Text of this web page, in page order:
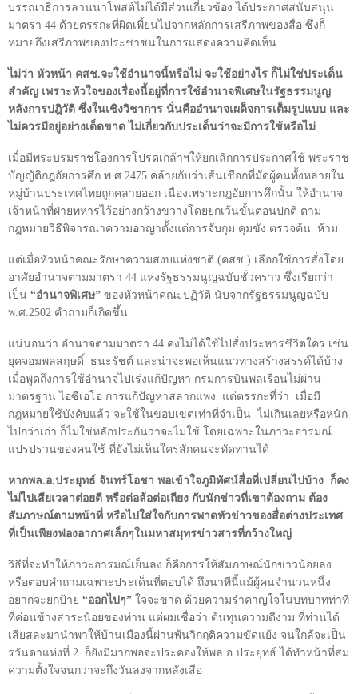
บรรณาธิการลานนาโพสต์ไม่ได้มีส่วนเกี่ยวข้อง ได้ประกาศสนับสนุน
มาตรา 44 ด้วยตรรกะที่ผิดเพี้ยนไปจากหลักการเสรีภาพของสื่อ ซึ่งก็
หมายถึงเสรีภาพของประชาชนในการแสดงความคิดเห็น
ไม่ว่า หัวหน้า คสช.จะใช้อำนาจนี้หรือไม่ จะใช้อย่างไร ก็ไม่ใช่ประเด็น
สำคัญ เพราะหัวใจของเรื่องนี้อยู่ที่การใช้อำนาจพิเศษในรัฐธรรมนูญ
หลังการปฎิวัติ ซึ่งในเชิงวิชาการ นั่นคืออำนาจเผด็จการเต็มรูปแบบ และ
ไม่ควรมีอยู่อย่างเด็ดขาด ไม่เกี่ยวกับประเด็นว่าจะมีการใช้หรือไม่
เมื่อมีพระบรมราชโองการโปรดเกล้าฯให้ยกเลิกการประกาศใช้ พระราช
บัญญัติกฎอัยการศึก พ.ศ. 2475 คล้ายกับว่าเส้นเชือกที่มัดผู้คนทั้งหลายใน
หมู่บ้านประเทศไทยถูกคลายออก เนื่องเพราะกฎอัยการศึกนั้น ให้อำนาจ
เจ้าหน้าที่ฝ่ายทหารไว้อย่างกว้างขวางโดยยกเว้นขั้นตอนปกติ ตาม
กฎหมายวิธีพิจารณาความอาญาตั้งแต่การจับกุม คุมขัง ตรวจค้น ห้าม
แต่เมื่อหัวหน้าคณะรักษาความสงบแห่งชาติ (คสช.) เลือกใช้การสั่งโดย
อาศัยอำนาจตามมาตรา 44 แห่งรัฐธรรมนูญฉบับชั่วคราว ซึ่งเรียกว่า
เป็น “อำนาจพิเศษ” ของหัวหน้าคณะปฏิวัติ นับจากรัฐธรรมนูญฉบับ
พ.ศ. 2502 คำถามก็เกิดขึ้น
แน่นอนว่า อำนาจตามมาตรา 44 คงไม่ได้ใช้ไปสั่งประหารชีวิตใคร เช่น
ยุคจอมพลสฤษดิ์
ธนะรัชต์ และน่าจะพอเห็นแนวทางสร้างสรรค์ได้บ้าง
เมื่อพูดถึงการใช้อำนาจไปเร่งแก้ปัญหา กรมการบินพลเรือนไม่ผ่าน
มาตรฐาน ไอซีเอโอ การแก้ปัญหาสลากแพง
แต่ตรรกะที่ว่า
เมื่อมี
กฎหมายใช้บังคับแล้ว จะใช้ในขอบเขตเท่าที่จำเป็น ไม่เกินเลยหรือหนัก
ไปกว่าเก่า ก็ไม่ใช่หลักประกันว่าจะไม่ใช้ โดยเฉพาะในภาวะอารมณ์
แปรปรวนของคนใช้ ที่ยังไม่เห็นใครสักคนจะทัดทานได้
หากพล.อ.ประยุทธ์ จันทร์โอชา พอเข้าใจภูมิทัศน์สื่อที่เปลี่ยนไปบ้าง ก็คง
ไม่ไปเสียเวลาต่อยตี หรือต่อล้อต่อเถียง กับนักข่าวที่เขาต้องถาม ต้อง
สัมภาษณ์ตามหน้าที่ หรือไปใส่ใจกับการพาดหัวข่าวของสื่อต่างประเทศ
ที่เป็นเพียงฟองอากาศเล็กๆในมหาสมุทรข่าวสารที่กว้างใหญ่
วิธีที่จะทำให้ภาวะอารมณ์เย็นลง ก็คือการให้สัมภาษณ์นักข่าวน้อยลง
หรือตอบคำถามเฉพาะประเด็นที่ตอบได้ ถึงนาทีนี้แม้ผู้คนจำนวนหนึ่ง
อยากจะยกป้าย “ออกไปๆ” ใจจะขาด ด้วยความรำคาญใจในบทบาทท่าที
ที่ค่อนข้างสาระน้อยของท่าน แต่ผมเชื่อว่า ต้นทุนความดีงาม ที่ท่านได้
เสียสละมานำพาให้บ้านเมืองนี้ผ่านพ้นวิกฤติความขัดแย้ง จนใกล้จะเป็น
รวันดาแห่งที่ 2
ก็ยังมีมากพอจะประคองให้พล.อ.ประยุทธ์ ได้ทำหน้าที่สม
ความตั้งใจจนกว่าจะถึงวันลงจากหลังเสือ